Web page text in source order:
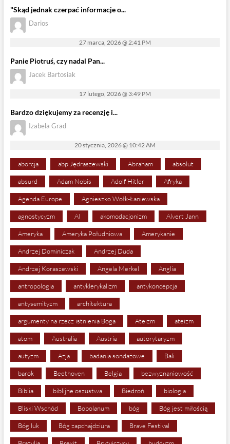
"Skąd jednak czerpać informacje o...
Darios
27 marca, 2026 @ 2:41 PM
Panie Piotruś, czy nadal Pan...
Jacek Bartosiak
17 lutego, 2026 @ 3:49 PM
Bardzo dziękujemy za recenzję i...
Izabela Grad
20 stycznia, 2026 @ 10:42 AM
aborcja abp Jędraszewski Abraham absolut
absurd Adam Nobis Adolf Hitler Afryka
Agenda Europe Agnieszko Wołk-Łaniewska
agnostycyzm AI akomodacjonizm Alvert Jann
Ameryka Ameryka Południowa Amerykanie
Andrzej Dominiczak Andrzej Duda
Andrzej Koraszewski Angela Merkel Anglia
antropologia antyklerykalizm antykoncepcja
antysemityzm architektura
argumenty na rzecz istnienia Boga Ateizm ateizm
atom Australia Austria autorytaryzm
autyzm Azja badania sondażowe Bali
barok Beethoven Belgia bezwyznaniowość
Biblia biblijne oszustwa Biedroń biologia
Bliski Wschód Bobolanum bóg Bóg jest miłością
Bóg luk Bóg zapchajdziura Brave Festival